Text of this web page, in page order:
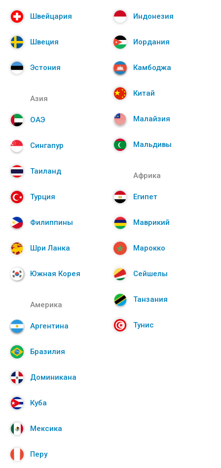
Швейцария
Швеция
Эстония
Индонезия
Иордания
Камбоджа
Китай
Малайзия
Мальдивы
Азия
ОАЭ
Сингапур
Таиланд
Турция
Филиппины
Шри Ланка
Южная Корея
Африка
Египет
Маврикий
Марокко
Сейшелы
Танзания
Тунис
Америка
Аргентина
Бразилия
Доминикана
Куба
Мексика
Перу